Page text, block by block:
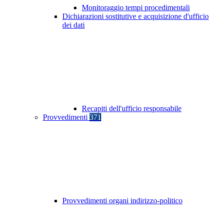
Monitoraggio tempi procedimentali
Dichiarazioni sostitutive e acquisizione d'ufficio
dei dati
Recapiti dell'ufficio responsabile
Provvedimenti 371
Provvedimenti organi indirizzo-politico